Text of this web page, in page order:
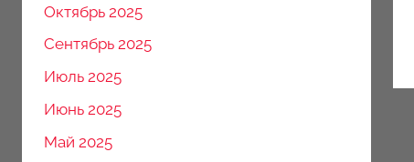
Октябрь 2025
Сентябрь 2025
Июль 2025
Июнь 2025
Май 2025